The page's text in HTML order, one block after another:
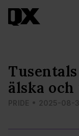
älska
PRIDE 2025-08-